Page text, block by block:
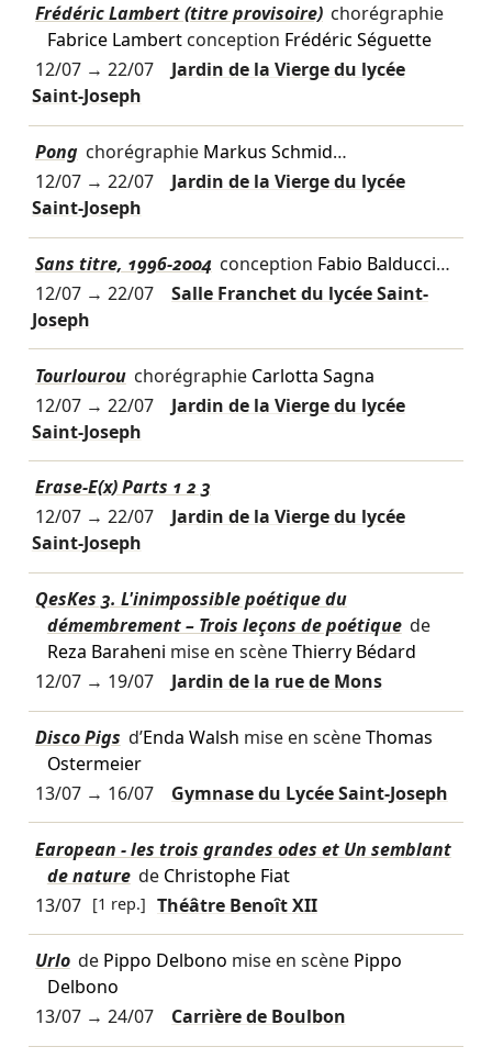
Frédéric Lambert (titre provisoire) chorégraphie
Fabrice Lambertconception Frédéric Séguette
12/07→ 22/07
Jardin de la Vierge du lycée
Saint-Joseph
Pong chorégraphie Markus Schmid…
12/07→ 22/07
Jardin de la Vierge du lycée
Saint-Joseph
Sans titre, 1996-2004 conception Fabio Balducci…
12/07→ 22/07
Salle Franchet du lycée Saint-
Joseph
Tourlourou chorégraphie Carlotta Sagna
12/07→ 22/07
Jardin de la Vierge du lycée
Saint-Joseph
Erase-E(x) Parts 1 2 3
12/07→ 22/07
Jardin de la Vierge du lycée
Saint-Joseph
QesKes 3. L'inimpossible poétique du
démembrement – Trois leçons de poétique de
Reza Baraheni mise en scèneThierry Bédard
12/07→ 19/07 Jardin de la rue de Mons
Disco Pigs d’Enda Walsh mise en scèneThomas
Ostermeier
13/07→ 16/07 Gymnase du Lycée Saint-Joseph
Earopean - les trois grandes odes et Un semblant
de nature de Christophe Fiat
13/07 [1 rep.] Théâtre Benoît XII
Urlo de Pippo Delbono mise en scène Pippo
Delbono
13/07→ 24/07 Carrière de Boulbon